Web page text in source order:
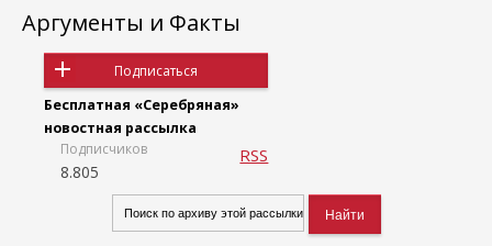
Аргументы и Факты
Подписаться
Бесплатная «Серебряная»
новостная рассылка
Подписчиков
8.805
RSS